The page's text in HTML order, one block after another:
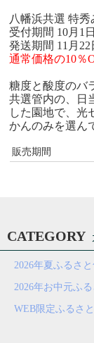
八幡浜共選 特
受付期間 10月1
発送期間 11月22
通常価格の10％
糖度と酸度のバ
共選管内の、日
した園地で、光
かんのみを選ん
販売期間
CATEGORY
2026年夏ふるさ
2026年お中元ふ
WEB限定ふるさ